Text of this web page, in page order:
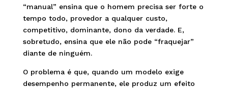
“manual” ensina que o homem precisa ser forte o
tempo todo, provedor a qualquer custo,
competitivo, dominante, dono da verdade. E,
sobretudo, ensina que ele não pode “fraquejar”
diante de ninguém.
O problema é que, quando um modelo exige
desempenho permanente, ele produz um efeito